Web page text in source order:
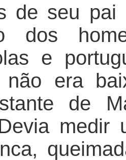
de seu pai
dos
e
não era
de
medir